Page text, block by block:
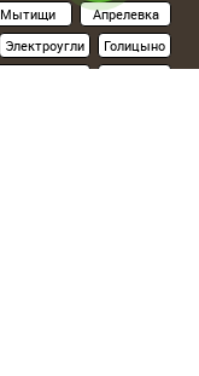
Мытищи
Апрелевка
Электроугли
Голицыно